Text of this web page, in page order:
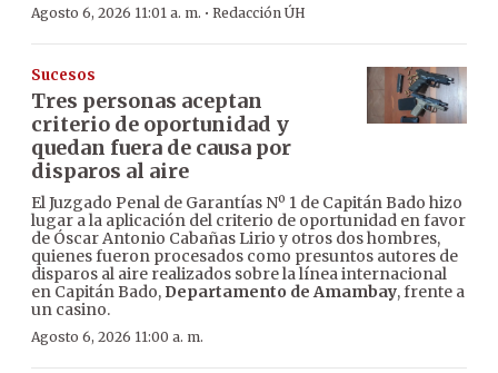
Agosto 6, 2026 11:01 a. m. · Redacción ÚH
Sucesos
Tres personas aceptan
criterio de oportunidad y
quedan fuera de causa por
disparos al aire
El Juzgado Penal de Garantías Nº 1 de Capitán Bado hizo
lugar a la aplicación del criterio de oportunidad en favor
de Óscar Antonio Cabañas Lirio y otros dos hombres,
quienes fueron procesados como presuntos autores de
disparos al aire realizados sobre la línea internacional
en Capitán Bado, Departamento de Amambay, frente a
un casino.
Agosto 6, 2026 11:00 a. m.